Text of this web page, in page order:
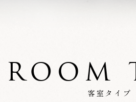
ROOM
客室タイプ